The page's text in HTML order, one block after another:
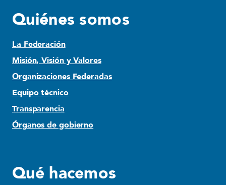
Quiénes somos
La Federación
Misión, Visión y Valores
Organizaciones Federadas
Equipo técnico
Transparencia
Órganos de gobierno
Qué hacemos